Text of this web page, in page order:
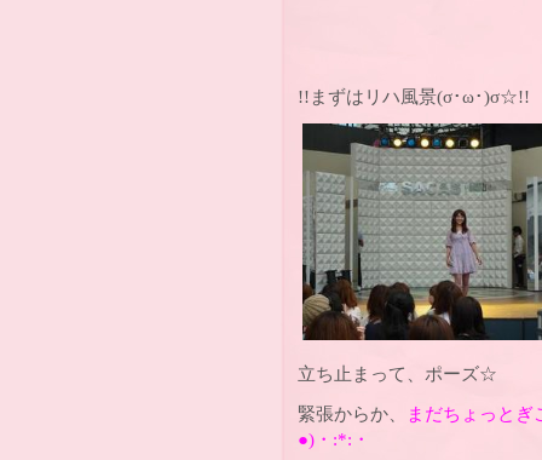
!!まずはリハ風景(σ･ω･)σ☆!!
立ち止まって、ポーズ☆
緊張からか、
まだちょっと
●)・:*:・